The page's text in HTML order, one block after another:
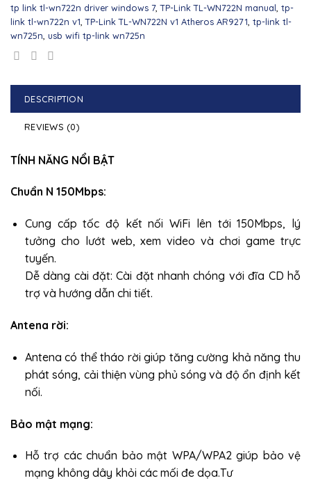
tp link tl-wn722n driver windows 7,TP-Link TL-WN722N manual tp-
link tl-wn722n v1 ,TP-Link TL-WN722N v1 Atheros AR9271 tp-link tl-
wn725n usb wifi tp-link wn725n
DESCRIPTION
REVIEWS (0)
TÍNH NĂNG NỔI BẬT
Chuẩn N 150Mbps:
Cung cấp tốc độ kết nối WiFi lên tới 150Mbps, lý
tưởng cho lướt web, xem video và chơi game trực
tuyến.
Dễ dàng cài đặt: Cài đặt nhanh chóng với đĩa CD hỗ
trợ và hướng dẫn chi tiết.
Antena rời:
Antena có thể tháo rời giúp tăng cường khả năng thu
phát sóng, cải thiện vùng phủ sóng và độ ổn định kết
nối.
Bảo mật mạng:
Hỗ trợ các chuẩn bảo mật WPA/WPA2 giúp bảo vệ
mạng không dây khỏi các mối đe dọa.Tư